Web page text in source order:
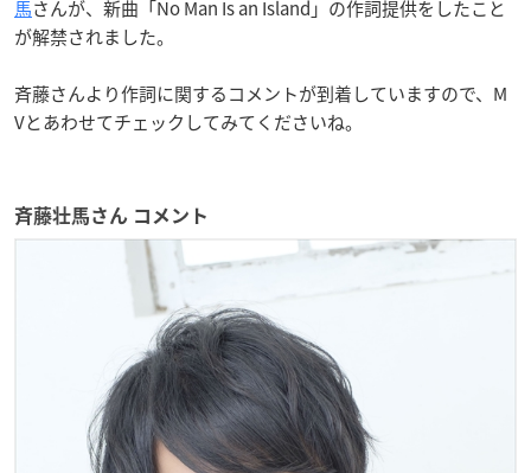
馬さんが、新曲「No Man Is an Island」の作詞提供をしたこと
が解禁されました。
斉藤さんより作詞に関するコメントが到着していますので、M
Vとあわせてチェックしてみてくださいね。
斉藤壮馬さん コメント